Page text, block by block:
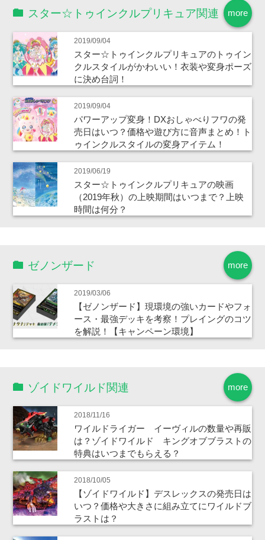
more
スター☆トゥインクルプリキュア関連
2019/09/04
スター☆トゥインクルプリキュアのトゥイン
クルスタイルがかわいい！衣装や変身ポーズ
に決め台詞！
2019/09/04
パワーアップ変身！DXおしゃべりフワの発
売日はいつ？価格や遊び方に音声まとめ！ト
ゥインクルスタイルの変身アイテム！
2019/06/19
スター☆トゥインクルプリキュアの映画
（2019年秋）の上映期間はいつまで？上映
時間は何分？
more
ゼノンザード
2019/03/06
【ゼノンザード】現環境の強いカードやフォ
ース・最強デッキを考察！プレイングのコツ
を解説！【キャンペーン環境】
more
ゾイドワイルド関連
2018/11/16
ワイルドライガー イーヴィルの数量や再販
は？ゾイドワイルド キングオブブラストの
特典はいつまでもらえる？
2018/10/05
【ゾイドワイルド】デスレックスの発売日は
いつ？価格や大きさに組み立てにワイルドブ
ラストは？